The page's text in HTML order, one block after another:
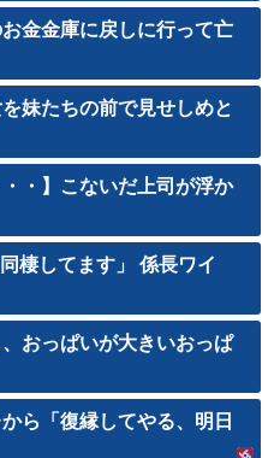
金金庫に戻しに行って亡
妹たちの前で見せしめと
・】こないだ上司が浮か
棲してます」 係長ワイ
おっぱいが大きいおっぱ
ら「復縁してやる、明日